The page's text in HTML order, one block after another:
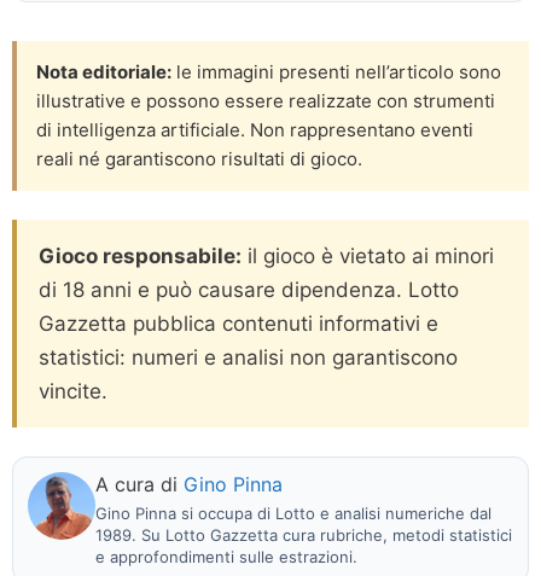
Nota editoriale: le immagini presenti nell’articolo sono
illustrative e possono essere realizzate con strumenti
di intelligenza artificiale. Non rappresentano eventi
reali né garantiscono risultati di gioco.
Gioco responsabile: il gioco è vietato ai minori
di 18 anni e può causare dipendenza. Lotto
Gazzetta pubblica contenuti informativi e
statistici: numeri e analisi non garantiscono
vincite.
A cura di Gino Pinna
Gino Pinna si occupa di Lotto e analisi numeriche dal
1989. Su Lotto Gazzetta cura rubriche, metodi statistici
e approfondimenti sulle estrazioni.